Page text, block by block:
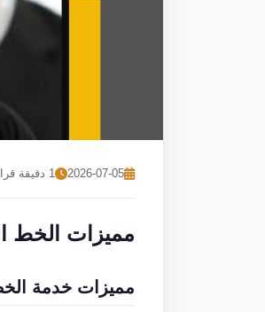
2026-07-05 1 دقيقة قراءة
مميزات الخط
مميزات خدمة